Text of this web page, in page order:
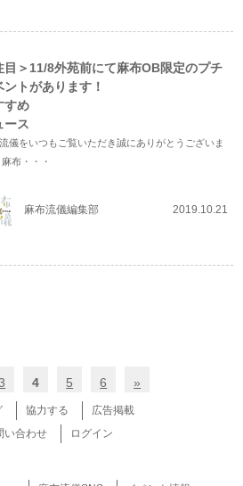
目＞11/8外苑前にて麻布OB限定のプチ
ントがあります！
すめ
ース
儀をいつもご覧いただき誠にありがとうございま
布・・・
麻布流儀編集部 2019.10.21
4 5 6 »
協力する
広告掲載
い合わせ
ログイン